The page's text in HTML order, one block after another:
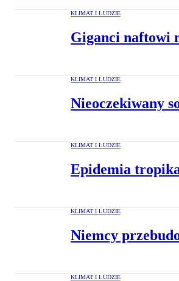
KLIMAT I LUDZIE
Giganci naftowi
KLIMAT I LUDZIE
Nieoczekiwany
KLIMAT I LUDZIE
Epidemia
KLIMAT I LUDZIE
Niemcy
KLIMAT I LUDZIE